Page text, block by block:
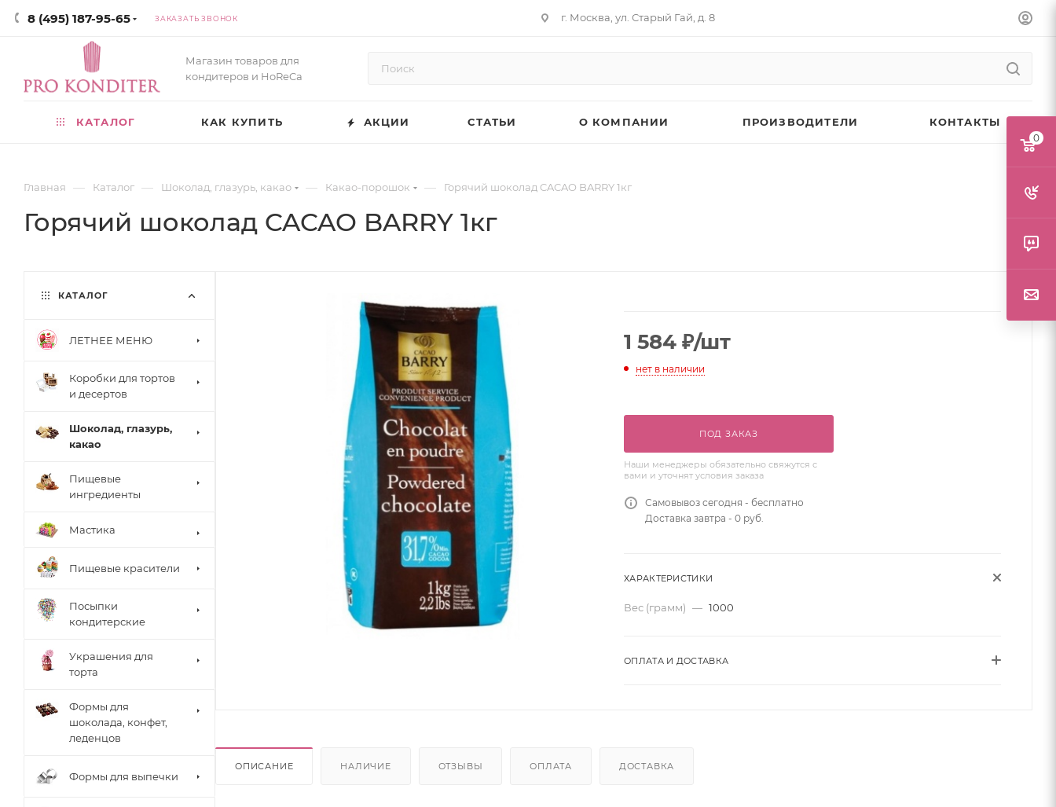
8 (495) 187-95-65 ЗАКАЗАТЬ ЗВОНОК г. Москва, ул. Старый Гай, д. 8
Магазин товаров для
кондитеров и HoReCa
КАТАЛОГ КАК КУПИТЬ АКЦИИ СТАТЬИ О КОМПАНИИ ПРОИЗВОДИТЕЛИ КОНТАКТЫ
Главная — Каталог — Шоколад, глазурь, какао — Какао-порошок — Горячий шоколад CACAO BARRY 1кг
Горячий шоколад CACAO BARRY 1кг
1 584 ₽/шт
нет в наличии
ПОД ЗАКАЗ
Наши менеджеры обязательно свяжутся с
вами и уточнят условия заказа
Самовывоз сегодня - бесплатно
Доставка завтра - 0 руб.
ХАРАКТЕРИСТИКИ
Вес (грамм) — 1000
ОПЛАТА И ДОСТАВКА
ОПИСАНИЕ НАЛИЧИЕ ОТЗЫВЫ ОПЛАТА ДОСТАВКА
КАТАЛОГ
ЛЕТНЕЕ МЕНЮ
Коробки для тортов
и десертов
Шоколад, глазурь,
какао
Пищевые
ингредиенты
Мастика
Пищевые красители
Посыпки
кондитерские
Украшения для
торта
Формы для
шоколада, конфет,
леденцов
Формы для выпечки
0